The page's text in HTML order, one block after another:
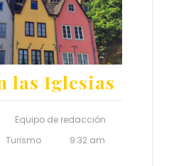
las Iglesias
Equipo de redacción
Turismo 9:32 am